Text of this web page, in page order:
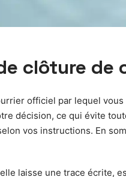
clôture
officiel par lequel
décision, ce qui évite
vos instructions. En
laisse une trace écrite,